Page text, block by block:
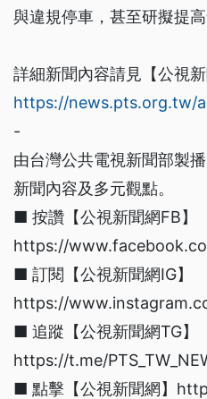
與違規停車，甚至研擬提
詳細新聞內容請見【公視新
https://news.pts.org.tw/
-
由台灣公共電視新聞部製
新聞內容及多元觀點。
■ 按讚【公視新聞網FB】
https://
■ 訂閱【公視新聞網IG】
https://
■ 追蹤【公視新聞網TG】
https://t.me/
■ 點擊【公視新聞網】